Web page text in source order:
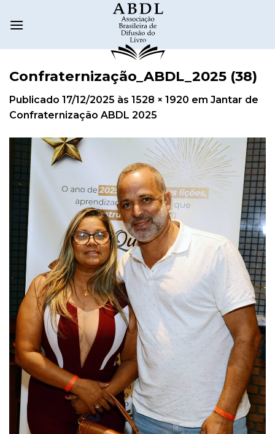
Confraternização_ABDL_2025 (38)
Publicado 17/12/2025 às 1528 × 1920 em Jantar de
Confraternização ABDL 2025